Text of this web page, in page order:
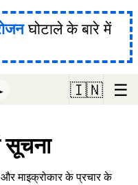
घोटाले के बारे में
🇮🇳 ☰
सूचना
माइक्रोकार के प्रचार के